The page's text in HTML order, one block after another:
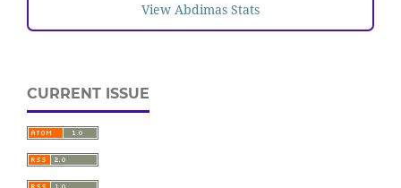
View Abdimas Stats
CURRENT ISSUE